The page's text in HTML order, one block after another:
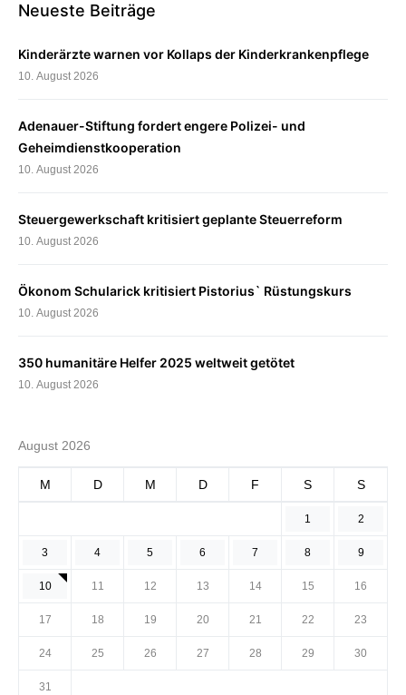
Neueste Beiträge
Kinderärzte warnen vor Kollaps der Kinderkrankenpflege
10. August 2026
Adenauer-Stiftung fordert engere Polizei- und
Geheimdienstkooperation
10. August 2026
Steuergewerkschaft kritisiert geplante Steuerreform
10. August 2026
Ökonom Schularick kritisiert Pistorius` Rüstungskurs
10. August 2026
350 humanitäre Helfer 2025 weltweit getötet
10. August 2026
August 2026
M D M D F S S
1 2
3 4 5 6 7 8 9
10 11 12 13 14 15 16
17 18 19 20 21 22 23
24 25 26 27 28 29 30
31